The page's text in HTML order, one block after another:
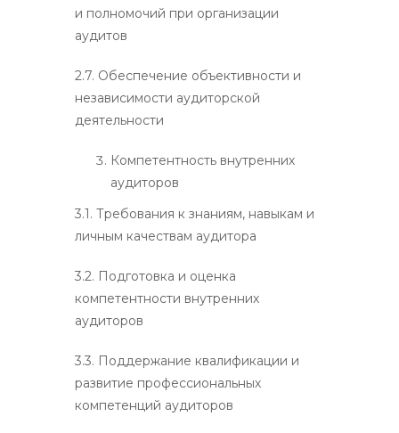
и полномочий при организации
аудитов
2.7. Обеспечение объективности и
независимости аудиторской
деятельности
Компетентность внутренних
аудиторов
3.1. Требования к знаниям, навыкам и
личным качествам аудитора
3.2. Подготовка и оценка
компетентности внутренних
аудиторов
3.3. Поддержание квалификации и
развитие профессиональных
компетенций аудиторов